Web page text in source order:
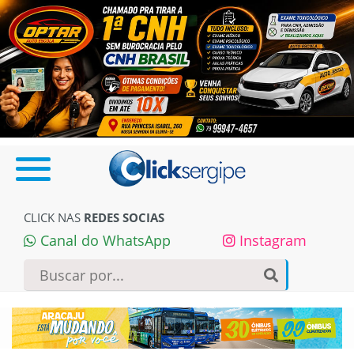
CLICK NAS REDES SOCIAS
Canal do WhatsApp Instagram